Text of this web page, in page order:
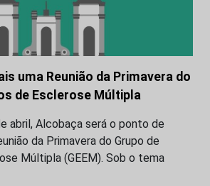
uma Reunião da Primavera do
de Esclerose Múltipla
abril, Alcobaça será o ponto de
da Primavera do Grupo de
Múltipla (GEEM). Sob o tema